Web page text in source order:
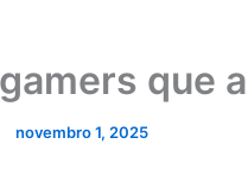
que
novembro 1, 2025